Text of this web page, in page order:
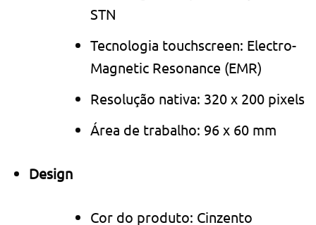
STN
Tecnologia touchscreen: Electro-
Magnetic Resonance (EMR)
Resolução nativa: 320 x 200 pixels
Área de trabalho: 96 x 60 mm
Design
Cor do produto: Cinzento